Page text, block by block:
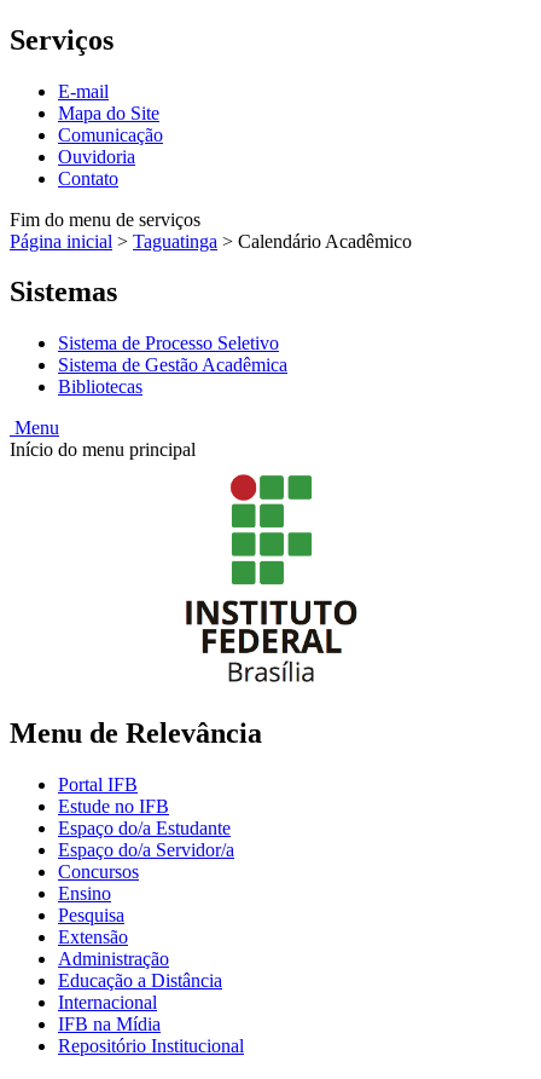
Serviços
E-mail
Mapa do Site
Comunicação
Ouvidoria
Contato
Fim do menu de serviços
Página inicial > Taguatinga > Calendário Acadêmico
Sistemas
Sistema de Processo Seletivo
Sistema de Gestão Acadêmica
Bibliotecas
Menu
Início do menu principal
Menu de Relevância
Portal IFB
Estude no IFB
Espaço do/a Estudante
Espaço do/a Servidor/a
Concursos
Ensino
Pesquisa
Extensão
Administração
Educação a Distância
Internacional
IFB na Mídia
Repositório Institucional